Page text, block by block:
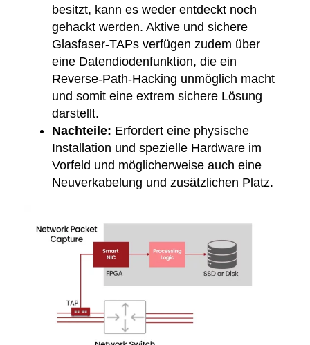
besitzt, kann es weder entdeckt noch
gehackt werden. Aktive und sichere
Glasfaser-TAPs verfügen zudem über
eine Datendiodenfunktion, die ein
Reverse-Path-Hacking unmöglich macht
und somit eine extrem sichere Lösung
darstellt.
Nachteile: Erfordert eine physische
Installation und spezielle Hardware im
Vorfeld und möglicherweise auch eine
Neuverkabelung und zusätzlichen Platz.